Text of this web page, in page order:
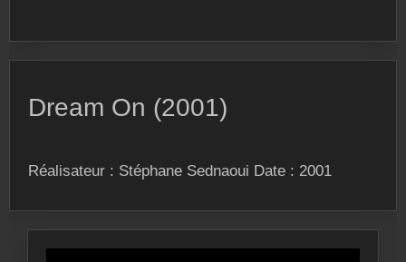
Dream On (2001)
Réalisateur : Stéphane Sednaoui Date : 2001